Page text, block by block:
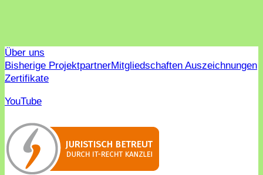
Über uns
Bisherige ProjektpartnerMitgliedschaften Auszeichnungen
Zertifikate
YouTube